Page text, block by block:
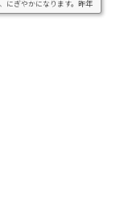
にぎやかになります。昨年
とんどが『事前予約制』で